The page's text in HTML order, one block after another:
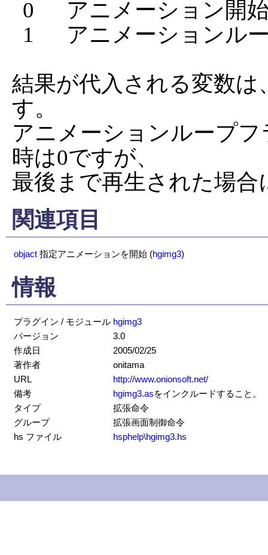
結果が代入される変数
す。
アニメーションループ
時は0ですが、
最後まで再生された場
関連項目
objact 指定アニメーションを開始 (hgimg3)
情報
プラグイン / モジュール hgimg3
バージョン
3.0
作成日
2005/02/25
著作者
onitama
URL
http://www.onionsoft.net/
備考
hgimg3.asをインクルードすること。
タイプ
拡張命令
グループ
拡張画面制御命令
hs ファイル
hsphelp\hgimg3.hs